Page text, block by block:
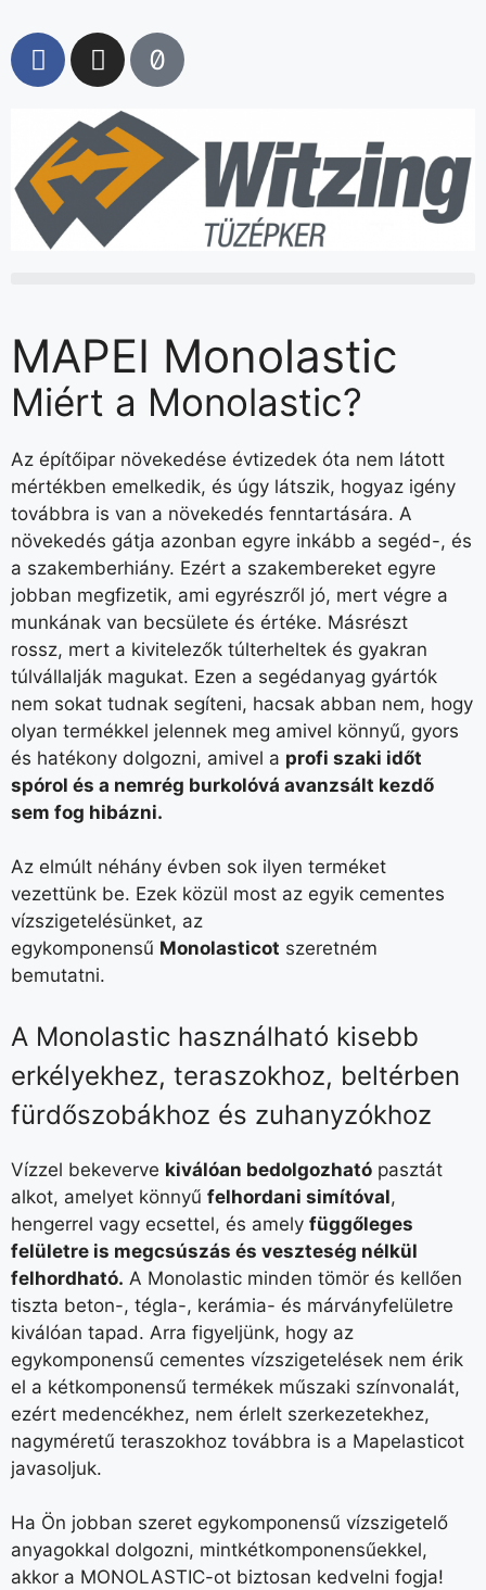
MAPEI Monolastic
Miért a Monolastic?
Az építőipar növekedése évtizedek óta nem látott
mértékben emelkedik, és úgy látszik, hogyaz igény
továbbra is van a növekedés fenntartására. A
növekedés gátja azonban egyre inkább a segéd-, és
a szakemberhiány. Ezért a szakembereket egyre
jobban megfizetik, ami egyrészről jó, mert végre a
munkának van becsülete és értéke. Másrészt
rossz, mert a kivitelezők túlterheltek és gyakran
túlvállalják magukat. Ezen a segédanyag gyártók
nem sokat tudnak segíteni, hacsak abban nem, hogy
olyan termékkel jelennek meg amivel könnyű, gyors
és hatékony dolgozni, amivel a profi szaki időt
spórol és a nemrég burkolóvá avanzsált kezdő
sem fog hibázni.
Az elmúlt néhány évben sok ilyen terméket
vezettünk be. Ezek közül most az egyik cementes
vízszigetelésünket, az
egykomponensű Monolasticot szeretném
bemutatni.
A Monolastic használható kisebb
erkélyekhez, teraszokhoz, beltérben
fürdőszobákhoz és zuhanyzókhoz
Vízzel bekeverve kiválóan bedolgozható pasztát
alkot, amelyet könnyű felhordani simítóval,
hengerrel vagy ecsettel, és amely függőleges
felületre is megcsúszás és veszteség nélkül
felhordható. A Monolastic minden tömör és kellően
tiszta beton-, tégla-, kerámia- és márványfelületre
kiválóan tapad. Arra figyeljünk, hogy az
egykomponensű cementes vízszigetelések nem érik
el a kétkomponensű termékek műszaki színvonalát,
ezért medencékhez, nem érlelt szerkezetekhez,
nagyméretű teraszokhoz továbbra is a Mapelasticot
javasoljuk.
Ha Ön jobban szeret egykomponensű vízszigetelő
anyagokkal dolgozni, mintkétkomponensűekkel,
akkor a MONOLASTIC-ot biztosan kedvelni fogja!